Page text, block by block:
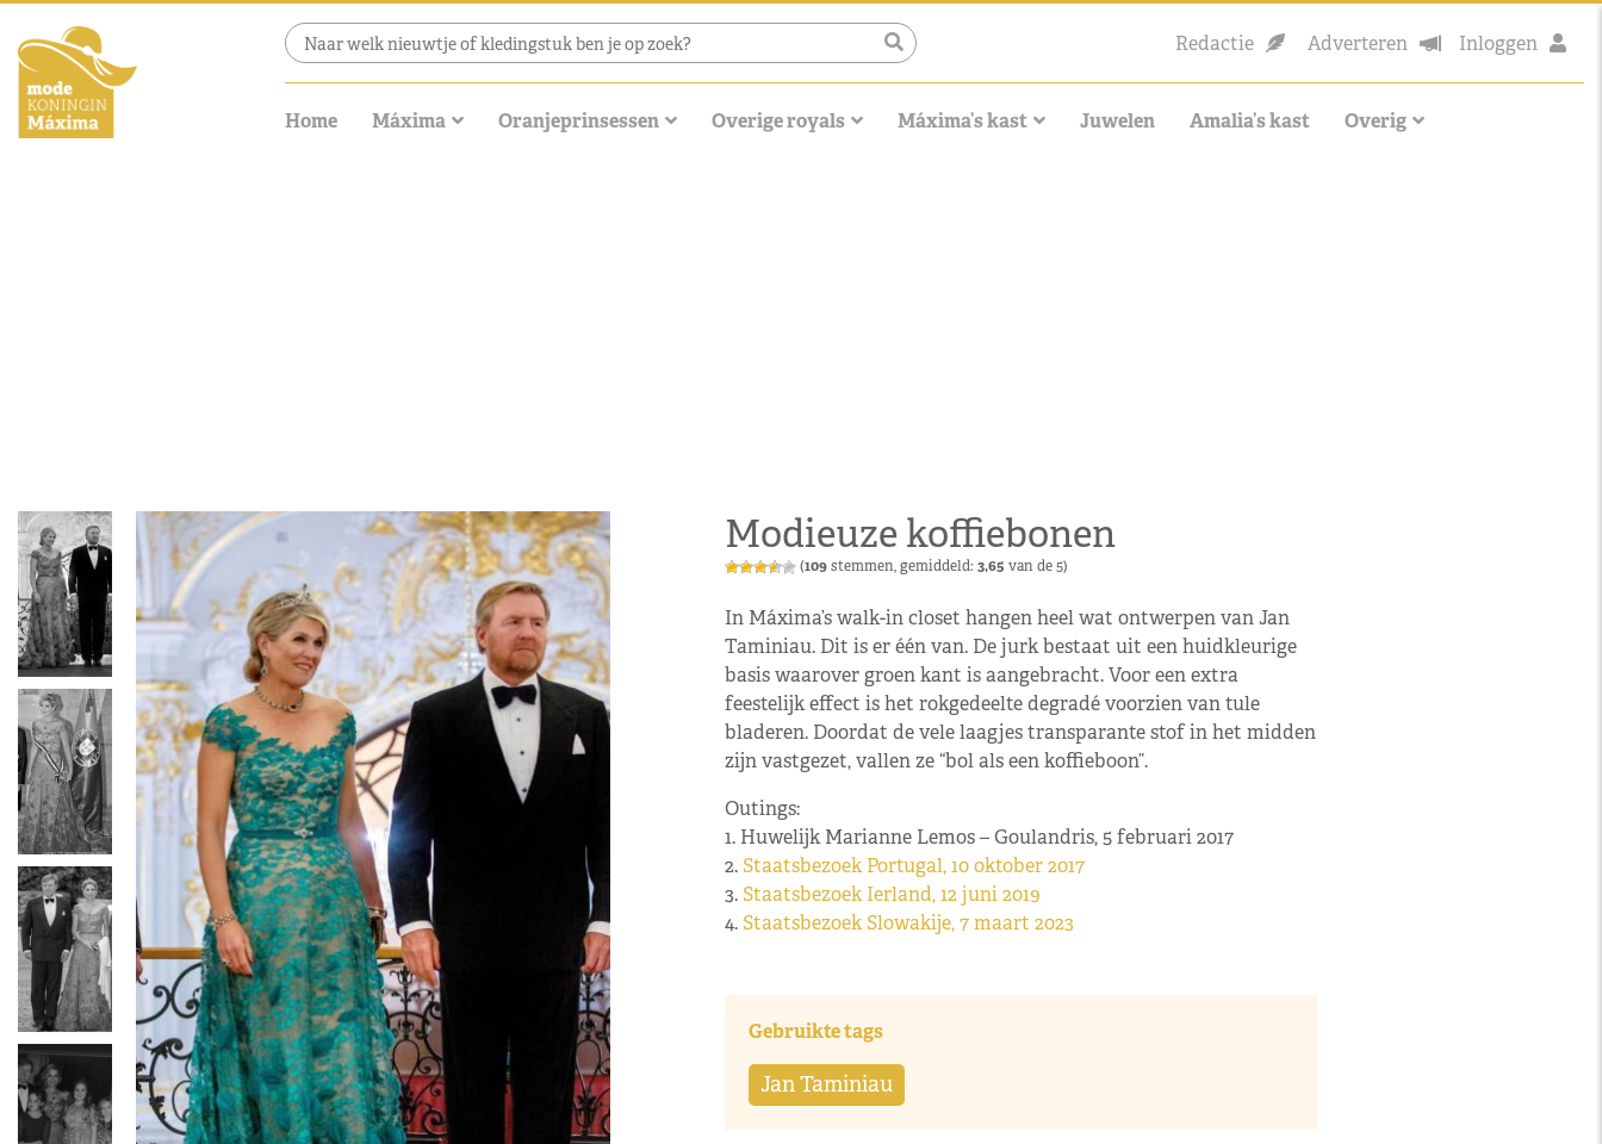
Redactie Adverteren Inloggen
Home Máxima Oranjeprinsessen Overige royals Máxima’s kast Juwelen Amalia’s kast Overig
Modieuze koffiebonen
(109stemmen, gemiddeld: 3,65 van de 5)
In Máxima’s walk-in closet hangen heel wat ontwerpen van Jan
Taminiau. Dit is er één van. De jurk bestaat uit een huidkleurige
basis waarover groen kant is aangebracht. Voor een extra
feestelijk effect is het rokgedeelte degradé voorzien van tule
bladeren. Doordat de vele laagjes transparante stof in het midden
zijn vastgezet, vallen ze “bol als een koffieboon”.
Outings:
1. Huwelijk Marianne Lemos – Goulandris, 5 februari 2017
2. Staatsbezoek Portugal, 10 oktober 2017
3. Staatsbezoek Ierland, 12 juni 2019
4. Staatsbezoek Slowakije, 7 maart 2023
Gebruikte tags
Jan Taminiau